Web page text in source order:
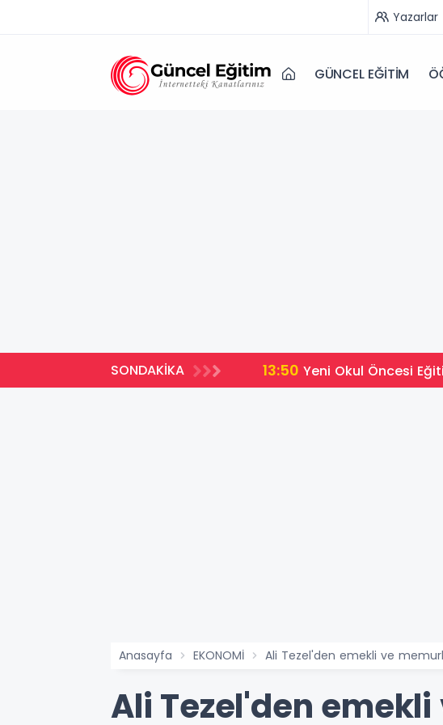
Yazarlar
GÜNCEL EĞİTİM
SONDAKİKA 13:50 Yeni Okul Öncesi
Anasayfa EKONOMİ Ali Tezel'den emekli ve
Ali Tezel'den emekli